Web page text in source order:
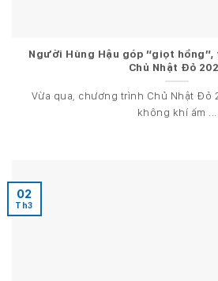
Người Hùng Hậu góp “giọt
Chủ Nhật Đỏ
Vừa qua, chương trình Chủ Nhật Đỏ
không khí ấm ...
02
Th3